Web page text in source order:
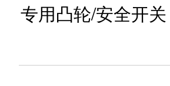
专用凸轮/安全开关